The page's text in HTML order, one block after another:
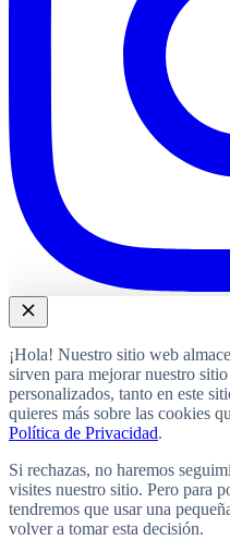
¡Hola! Nuestro sitio web
sirven para mejorar nuestro
personalizados, tanto en este
quieres más sobre las cookies
Política de Privacidad.
Si rechazas, no haremos
visites nuestro sitio. Pero para
tendremos que usar una
volver a tomar esta decisión.